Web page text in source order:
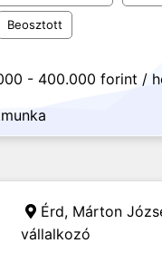
Beosztott
- 400.000 forint /
Érd, Márton
vállalkozó